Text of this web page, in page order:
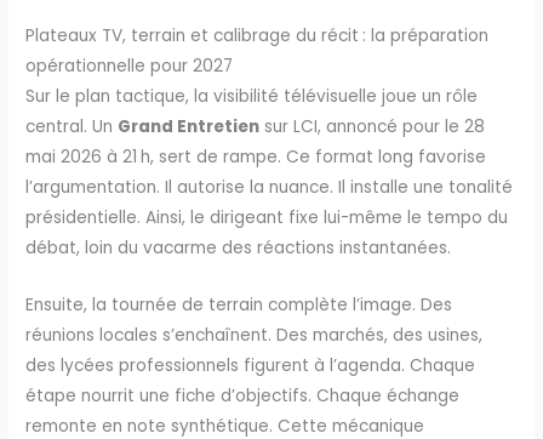
Plateaux TV, terrain et calibrage du récit : la préparation
opérationnelle pour 2027
Sur le plan tactique, la visibilité télévisuelle joue un rôle
central. Un Grand Entretien sur LCI, annoncé pour le 28
mai 2026 à 21 h, sert de rampe. Ce format long favorise
l’argumentation. Il autorise la nuance. Il installe une tonalité
présidentielle. Ainsi, le dirigeant fixe lui-même le tempo du
débat, loin du vacarme des réactions instantanées.
Ensuite, la tournée de terrain complète l’image. Des
réunions locales s’enchaînent. Des marchés, des usines,
des lycées professionnels figurent à l’agenda. Chaque
étape nourrit une fiche d’objectifs. Chaque échange
remonte en note synthétique. Cette mécanique